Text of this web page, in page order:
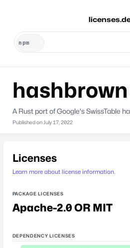
hashbrown
A Rust port of Google's SwissTable
Published on July 17, 2022
Licenses
Learn more about license information.
PACKAGE LICENSES
Apache-2.0 OR MIT
DEPENDENCY LICENSES